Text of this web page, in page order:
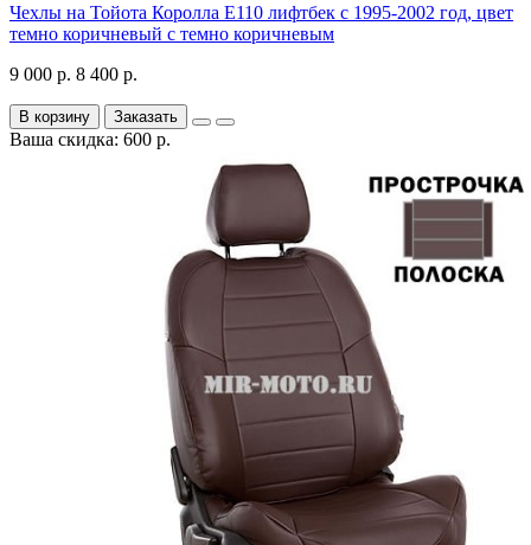
Чехлы на Тойота Королла Е110 лифтбек с 1995-2002 год, цвет
темно коричневый с темно коричневым
9 000 р. 8 400 р.
В корзину Заказать
Ваша скидка: 600 р.